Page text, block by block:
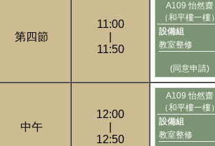
第四節
11:00
11:50
A109 怡然齋
（和平樓一樓）
設備組
教室整修
(同意申請)
中午
12:00
12:50
A109 怡然齋
（和平樓一樓）
設備組
教室整修